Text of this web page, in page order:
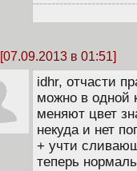
[07.09.2013 в 01:51]
idhr, отчасти
можно в одной
меняют цвет
некуда и нет
+ учти
теперь